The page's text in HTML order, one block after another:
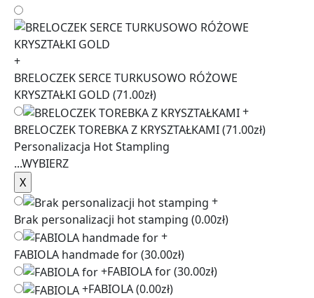
+
BRELOCZEK SERCE TURKUSOWO RÓŻOWE
KRYSZTAŁKI GOLD (71.00zł)
+
BRELOCZEK TOREBKA Z KRYSZTAŁKAMI(71.00zł)
Personalizacja Hot Stampling
...WYBIERZ
+
Brak personalizacji hot stamping (0.00zł)
+
FABIOLA handmade for(30.00zł)
+FABIOLA for(30.00zł)
+FABIOLA(0.00zł)